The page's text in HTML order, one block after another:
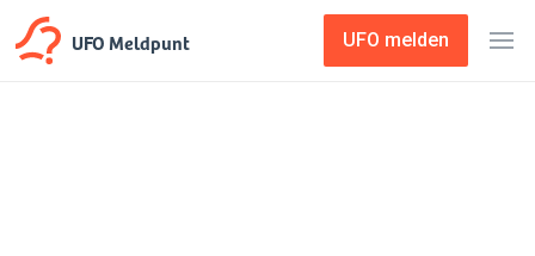
UFO Meldpunt UFO melden